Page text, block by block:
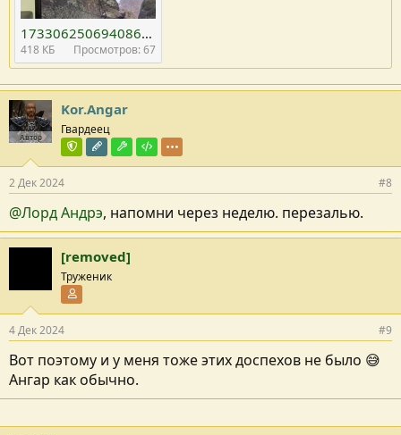
17330625069408622995858097319554.jpg
418 КБ Просмотров: 67
Автор
Kor.Angar
Гвардеец
Команда форума
Редактор раздела
Модостроитель
Тестировщик
2 Дек 2024 #8
@Лорд Андрэ, напомни через неделю. перезалью.
[removed]
Труженик
4 Дек 2024 #9
Вот поэтому и у меня тоже этих доспехов не было 😅
Ангар как обычно.